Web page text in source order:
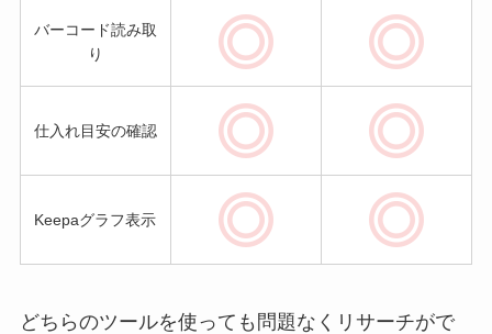
バーコード読み取
り
仕入れ目安の確認
Keepaグラフ表示
どちらのツールを使っても問題なくリサーチがで